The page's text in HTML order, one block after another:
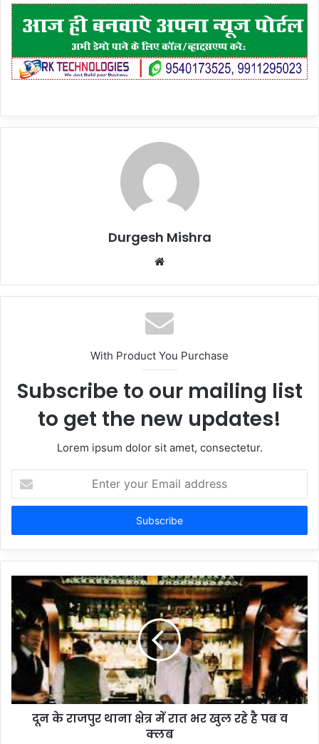
Durgesh Mishra
Website
With Product You Purchase
Subscribe to our mailing list
to get the new updates!
Lorem ipsum dolor sit amet, consectetur.
Enter
your
Email
दून के राजपुर थाना क्षेत्र में रात भर खुल रहे है पब व
क्लब